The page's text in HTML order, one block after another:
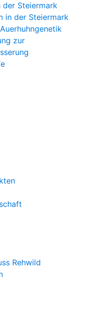
der Steiermark
in der Steiermark
zur
Rehwild